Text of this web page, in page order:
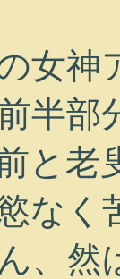
女神
半部
と老
なく
、然